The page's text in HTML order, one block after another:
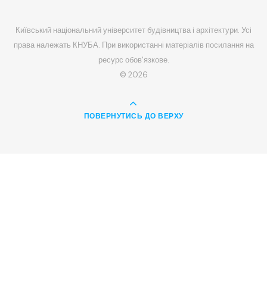
Київський національний університет будівництва і архітектури. Усі
права належать КНУБА. При використанні матеріалів посилання на
ресурс обов'язкове.
© 2026
ПОВЕРНУТИСЬ ДО ВЕРХУ